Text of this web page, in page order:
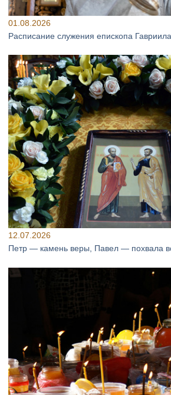
01.08.2026
Расписание служения епископа
12.07.2026
Петр — камень веры, Павел — похвала